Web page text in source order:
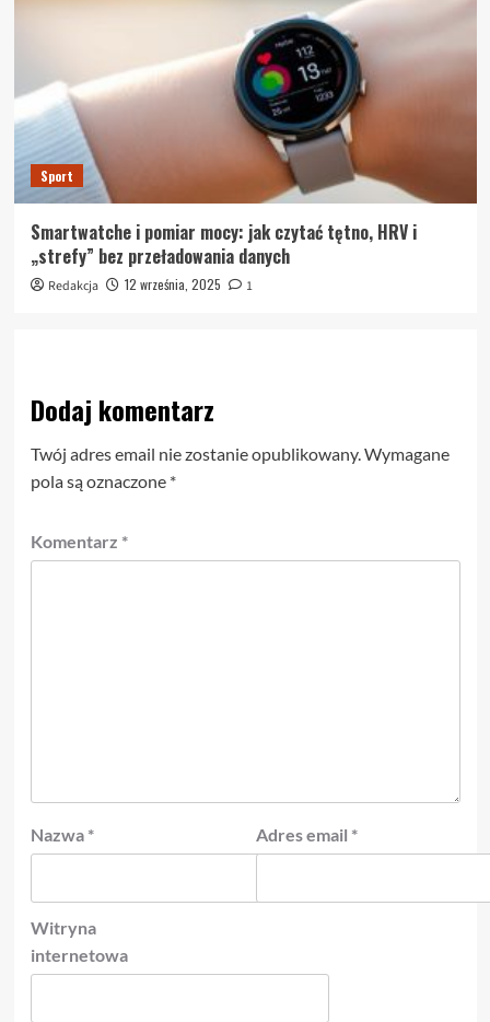
Sport
Smartwatche i pomiar mocy: jak czytać tętno, HRV i
„strefy” bez przeładowania danych
Redakcja 12 września, 2025 1
Dodaj komentarz
Twój adres email nie zostanie opublikowany.Wymagane
pola są oznaczone *
Komentarz *
Nazwa * Adres email *
Witryna
internetowa